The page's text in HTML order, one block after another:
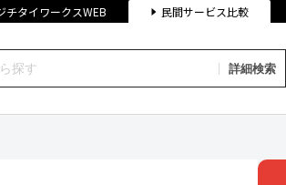
チタイワークスWEB 民間サービス比較
詳細検索